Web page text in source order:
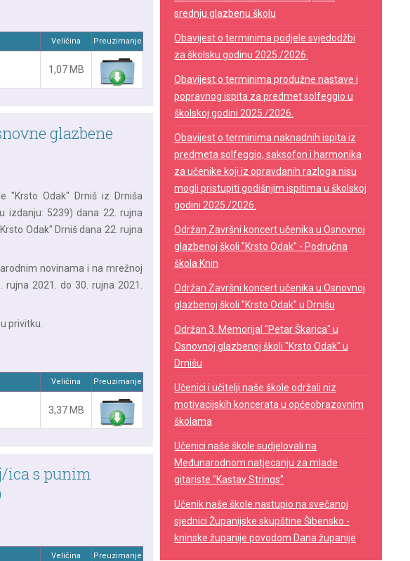
Veličina Preuzimanje
1,07 MB
glazbene
"Krsto Odak" Drniš iz Drniša
izdanju: 5239) dana 22. rujna
Odak" Drniš dana 22. rujna
novinama i na mrežnoj
2021. do 30. rujna 2021.
privitku.
Veličina Preuzimanje
3,37 MB
ica s punim
Veličina Preuzimanje
srednju glazbenu školu
Obavijest o terminima podjele svjedodžbi
za školsku godinu 2025./2026.
Obavijest o terminima produžne nastave i
popravnog ispita za predmet solfeggio u
školskoj godini 2025./2026.
Obavijest o terminima naknadnih ispita iz
predmeta solfeggio, saksofon i harmonika
za učenike koji iz opravdanih razloga nisu
mogli pristupiti godišnjim ispitima u školskoj
godini 2025./2026.
Održan Završni koncert učenika u Osnovnoj
glazbenoj školi "Krsto Odak" - Područna
škola Knin
Održan Završni koncert učenika u Osnovnoj
glazbenoj školi "Krsto Odak" u Drnišu
Održan 3. Memorijal "Petar Škarica" u
Osnovnoj glazbenoj školi "Krsto Odak" u
Drnišu
Učenici i učitelji naše škole održali niz
motivacijskih koncerata u općeobrazovnim
školama
Učenici naše škole sudjelovali na
Međunarodnom natjecanju za mlade
gitariste "Kastav Strings"
Učenik naše škole nastupio na svečanoj
sjednici Županijske skupštine Šibensko -
kninske županije povodom Dana županije